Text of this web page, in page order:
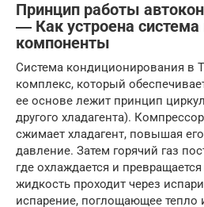
Принцип работы
― Как устроена
компоненты
Система кондиционирования в
комплекс, который
ее основе лежит принцип
другого хладагента).
сжимает хладагент, повышая
давление. Затем горячий газ
где охлаждается и
жидкость проходит через
испарение, поглощающее тепло